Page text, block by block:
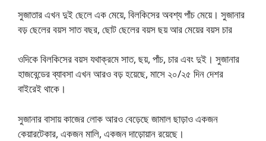
সুজাতার এখন দুই ছেলে এক মেয়ে, বিলকিসের অবশ্য পাঁচ মেয়ে। সুজানার
বড় ছেলের বয়স সাত বছর, ছোট ছেলের বয়স ছয় আর মেয়ের বয়স চার
ওদিকে বিলকিসের বয়স যথাক্রমে সাত, ছয়, পাঁচ, চার এবং দুই। সুজানার
হাজবেন্ডের ব্যাবসা এখন আরও বড় হয়েছে, মাসে ২০/২৫ দিন দেশর
বাইরেই থাকে।
সুজানার বাসায় কাজের লোক আরও বেড়েছে জামাল ছাড়াও একজন
কেয়ারটেকার, একজন মালি, একজন দাড়োয়ান রয়েছে।